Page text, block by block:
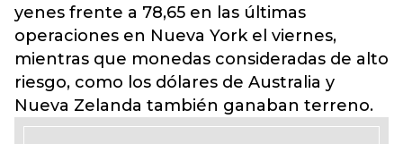
yenes frente a 78,65 en las últimas
operaciones en Nueva York el viernes,
mientras que monedas consideradas de alto
riesgo, como los dólares de Australia y
Nueva Zelanda también ganaban terreno.